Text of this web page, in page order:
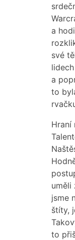
a
své
a
to
Hraní
uměli
jsme
štíty,
to